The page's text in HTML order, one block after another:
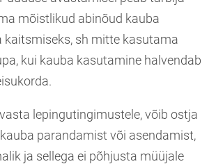
mõistlikud abinõud kauba
kaitsmiseks, sh mitte kasutama
kui kauba kasutamine halvendab
lepingutingimustele, võib ostja
parandamist või asendamist,
ja sellega ei põhjusta müüjale